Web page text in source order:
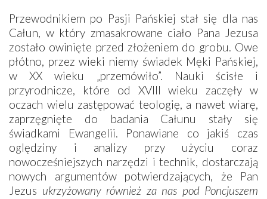
Przewodnikiem po Pasji Pańskiej stał się dla nas
Całun, w który zmasakrowane ciało Pana Jezusa
zostało owinięte przed złożeniem do grobu. Owe
płótno, przez wieki niemy świadek Męki Pańskiej,
w XX wieku „przemówiło”. Nauki ścisłe i
przyrodnicze, które od XVIII wieku zaczęły w
oczach wielu zastępować teologię, a nawet wiarę,
zaprzęgnięte do badania Całunu stały się
świadkami Ewangelii. Ponawiane co jakiś czas
oględziny i analizy przy użyciu coraz
nowocześniejszych narzędzi i technik, dostarczają
nowych argumentów potwierdzających, że Pan
Jezus ukrzyżowany również za nas pod Poncjuszem